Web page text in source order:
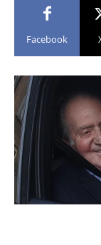
Facebook